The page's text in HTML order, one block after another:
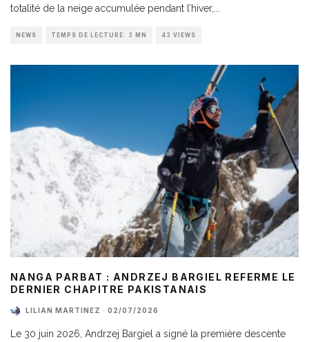
totalité de la neige accumulée pendant l’hiver,
NEWS TEMPS DE LECTURE: 3 MN 43 VIEWS
NANGA PARBAT : ANDRZEJ BARGIEL REFERME LE
DERNIER CHAPITRE PAKISTANAIS
LILIAN MARTINEZ · 02/07/2026
Le 30 juin 2026, Andrzej Bargiel a signé la première descente